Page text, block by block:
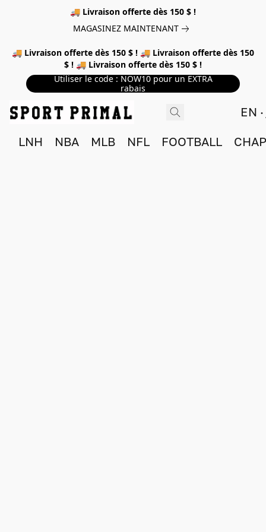
🚚 Livraison offerte dès 150 $ !
MAGASINEZ MAINTENANT
🚚 Livraison offerte dès 150 $ ! 🚚 Livraison offerte dès 150
$ ! 🚚 Livraison offerte dès 150 $ !
Utiliser le code : NOW10 pour un EXTRA
rabais
EN
LNH NBA MLB NFL FOOTBALL